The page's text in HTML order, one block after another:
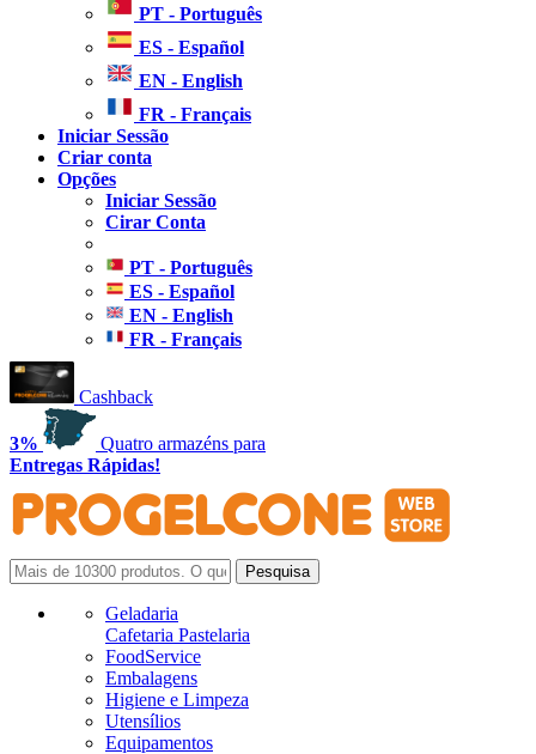
PT - Português
ES - Español
EN - English
FR - Français
Iniciar Sessão
Criar conta
Opções
Iniciar Sessão
Cirar Conta
PT - Português
ES - Español
EN - English
FR - Français
Cashback
3%
Quatro armazéns para
Entregas Rápidas!
Geladaria
Cafetaria Pastelaria
FoodService
Embalagens
Higiene e Limpeza
Utensílios
Equipamentos